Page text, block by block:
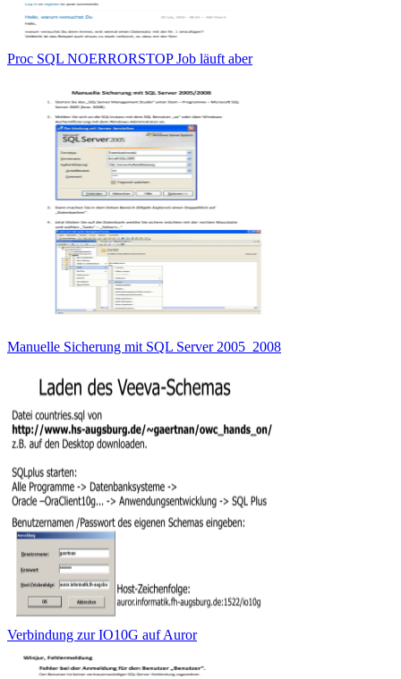
Proc SQL NOERRORSTOP Job läuft aber
Manuelle Sicherung mit SQL Server 2005_2008
Verbindung zur IO10G auf Auror